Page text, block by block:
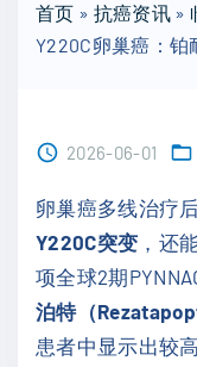
首页 » 抗癌资讯»
Y220C卵巢癌：铂
2026-06-01
卵巢癌多线治疗
Y220C突变 ，还
项全球2期
泊特（
患者中显示出较